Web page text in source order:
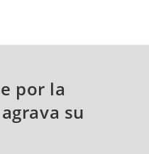
por la
su